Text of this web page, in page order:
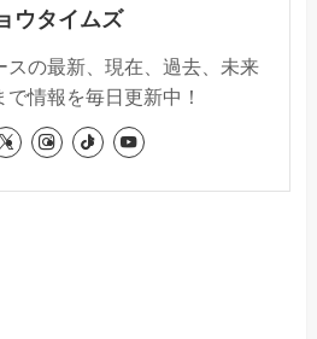
ウタイムズ
スの最新、現在、過去、未来
で情報を毎日更新中！